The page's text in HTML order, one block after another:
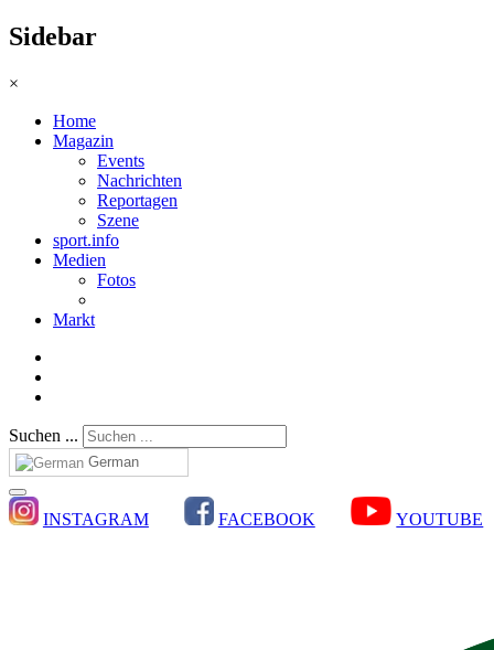
Sidebar
×
Home
Magazin
Events
Nachrichten
Reportagen
Szene
sport.info
Medien
Fotos
Markt
Suchen ...
German
INSTAGRAM FACEBOOK YOUTUBE